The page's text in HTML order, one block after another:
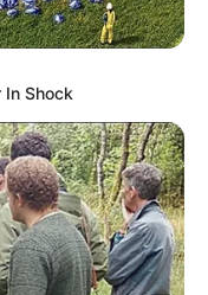
Shock